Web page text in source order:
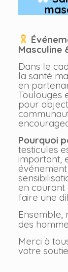
Masculine
Dans le
la santé
en
Toulouges
pour
Pourquoi
testicules
important,
en courant
faire une
Ensemble,
des
Merci à
votre